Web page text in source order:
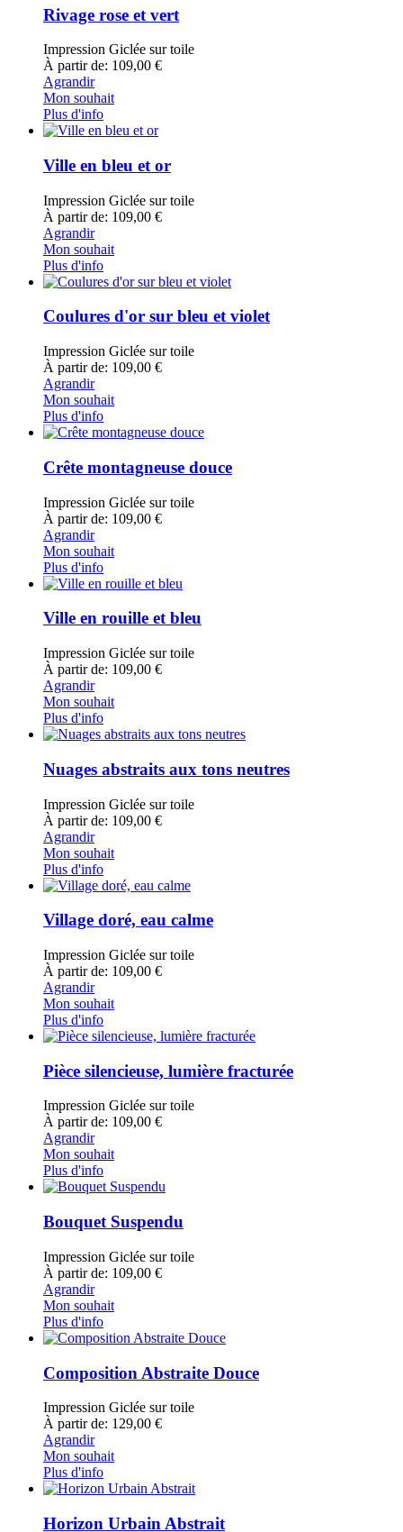
Rivage rose et vert
Impression Giclée sur toile
À partir de: 109,00 €
Agrandir
Mon souhait
Plus d'info
Ville en bleu et or
Impression Giclée sur toile
À partir de: 109,00 €
Agrandir
Mon souhait
Plus d'info
Coulures d'or sur bleu et violet
Impression Giclée sur toile
À partir de: 109,00 €
Agrandir
Mon souhait
Plus d'info
Crête montagneuse douce
Impression Giclée sur toile
À partir de: 109,00 €
Agrandir
Mon souhait
Plus d'info
Ville en rouille et bleu
Impression Giclée sur toile
À partir de: 109,00 €
Agrandir
Mon souhait
Plus d'info
Nuages abstraits aux tons neutres
Impression Giclée sur toile
À partir de: 109,00 €
Agrandir
Mon souhait
Plus d'info
Village doré, eau calme
Impression Giclée sur toile
À partir de: 109,00 €
Agrandir
Mon souhait
Plus d'info
Pièce silencieuse, lumière fracturée
Impression Giclée sur toile
À partir de: 109,00 €
Agrandir
Mon souhait
Plus d'info
Bouquet Suspendu
Impression Giclée sur toile
À partir de: 109,00 €
Agrandir
Mon souhait
Plus d'info
Composition Abstraite Douce
Impression Giclée sur toile
À partir de: 129,00 €
Agrandir
Mon souhait
Plus d'info
Horizon Urbain Abstrait